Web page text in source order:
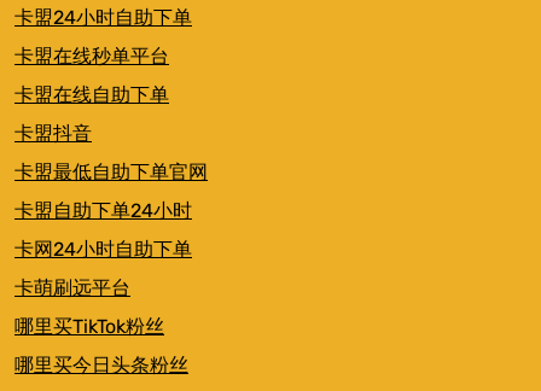
卡盟24小时自助下单
卡盟在线秒单平台
卡盟在线自助下单
卡盟抖音
卡盟最低自助下单官网
卡盟自助下单24小时
卡网24小时自助下单
卡萌刷远平台
哪里买TikTok粉丝
哪里买今日头条粉丝